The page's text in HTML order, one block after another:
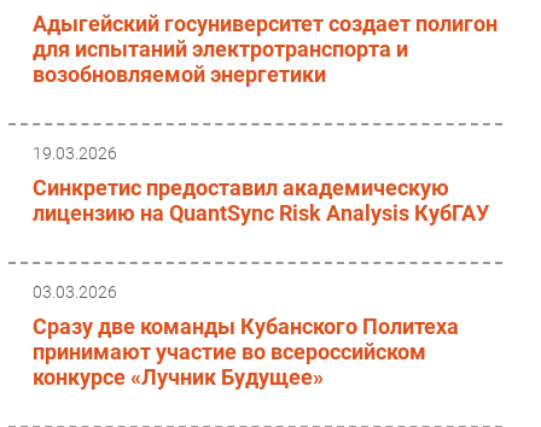
Адыгейский госуниверситет создает полигон
для испытаний электротранспорта и
возобновляемой энергетики
19.03.2026
Синкретис предоставил академическую
лицензию на QuantSync Risk Analysis КубГАУ
03.03.2026
Сразу две команды Кубанского Политеха
принимают участие во всероссийском
конкурсе «Лучник Будущее»